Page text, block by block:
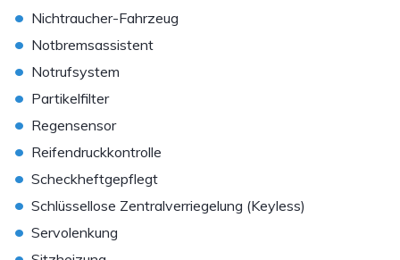
• Nichtraucher-Fahrzeug
• Notbremsassistent
• Notrufsystem
• Partikelfilter
• Regensensor
• Reifendruckkontrolle
• Scheckheftgepflegt
• Schlüssellose Zentralverriegelung (Keyless)
• Servolenkung